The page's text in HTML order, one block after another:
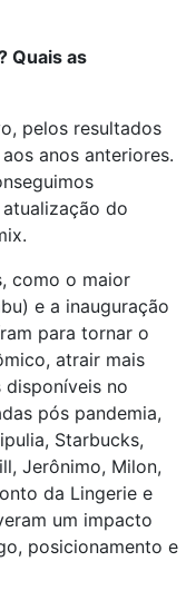
Quais as
pelos resultados
anos anteriores.
do
como o maior
e a inauguração
para tornar o
atrair mais
no
pós pandemia,
Starbucks,
Jerônimo, Milon,
da Lingerie e
um impacto
posicionamento e